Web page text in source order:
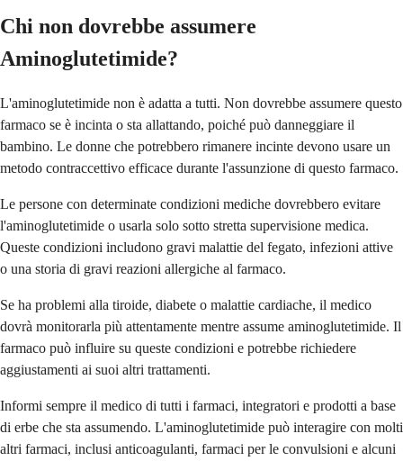
Chi non dovrebbe assumere
Aminoglutetimide?
L'aminoglutetimide non è adatta a tutti. Non dovrebbe assumere questo
farmaco se è incinta o sta allattando, poiché può danneggiare il
bambino. Le donne che potrebbero rimanere incinte devono usare un
metodo contraccettivo efficace durante l'assunzione di questo farmaco.
Le persone con determinate condizioni mediche dovrebbero evitare
l'aminoglutetimide o usarla solo sotto stretta supervisione medica.
Queste condizioni includono gravi malattie del fegato, infezioni attive
o una storia di gravi reazioni allergiche al farmaco.
Se ha problemi alla tiroide, diabete o malattie cardiache, il medico
dovrà monitorarla più attentamente mentre assume aminoglutetimide. Il
farmaco può influire su queste condizioni e potrebbe richiedere
aggiustamenti ai suoi altri trattamenti.
Informi sempre il medico di tutti i farmaci, integratori e prodotti a base
di erbe che sta assumendo. L'aminoglutetimide può interagire con molti
altri farmaci, inclusi anticoagulanti, farmaci per le convulsioni e alcuni